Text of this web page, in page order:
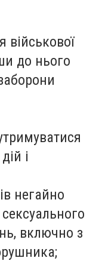
до нього
і
негайно
включно з